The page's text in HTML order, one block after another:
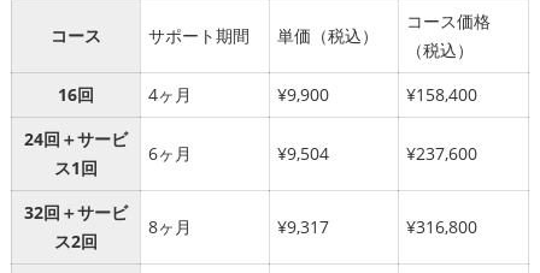
コース サポート期間 単価（税込）
コース価格
（税込）
16回
4ヶ月 ¥9,900
¥158,400
24回＋サービ
ス1回
6ヶ月 ¥9,504 ¥237,600
32回＋サービ
ス2回
8ヶ月 ¥9,317 ¥316,800